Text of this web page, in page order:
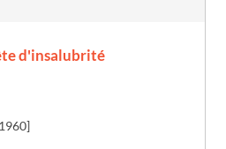
d'insalubrité